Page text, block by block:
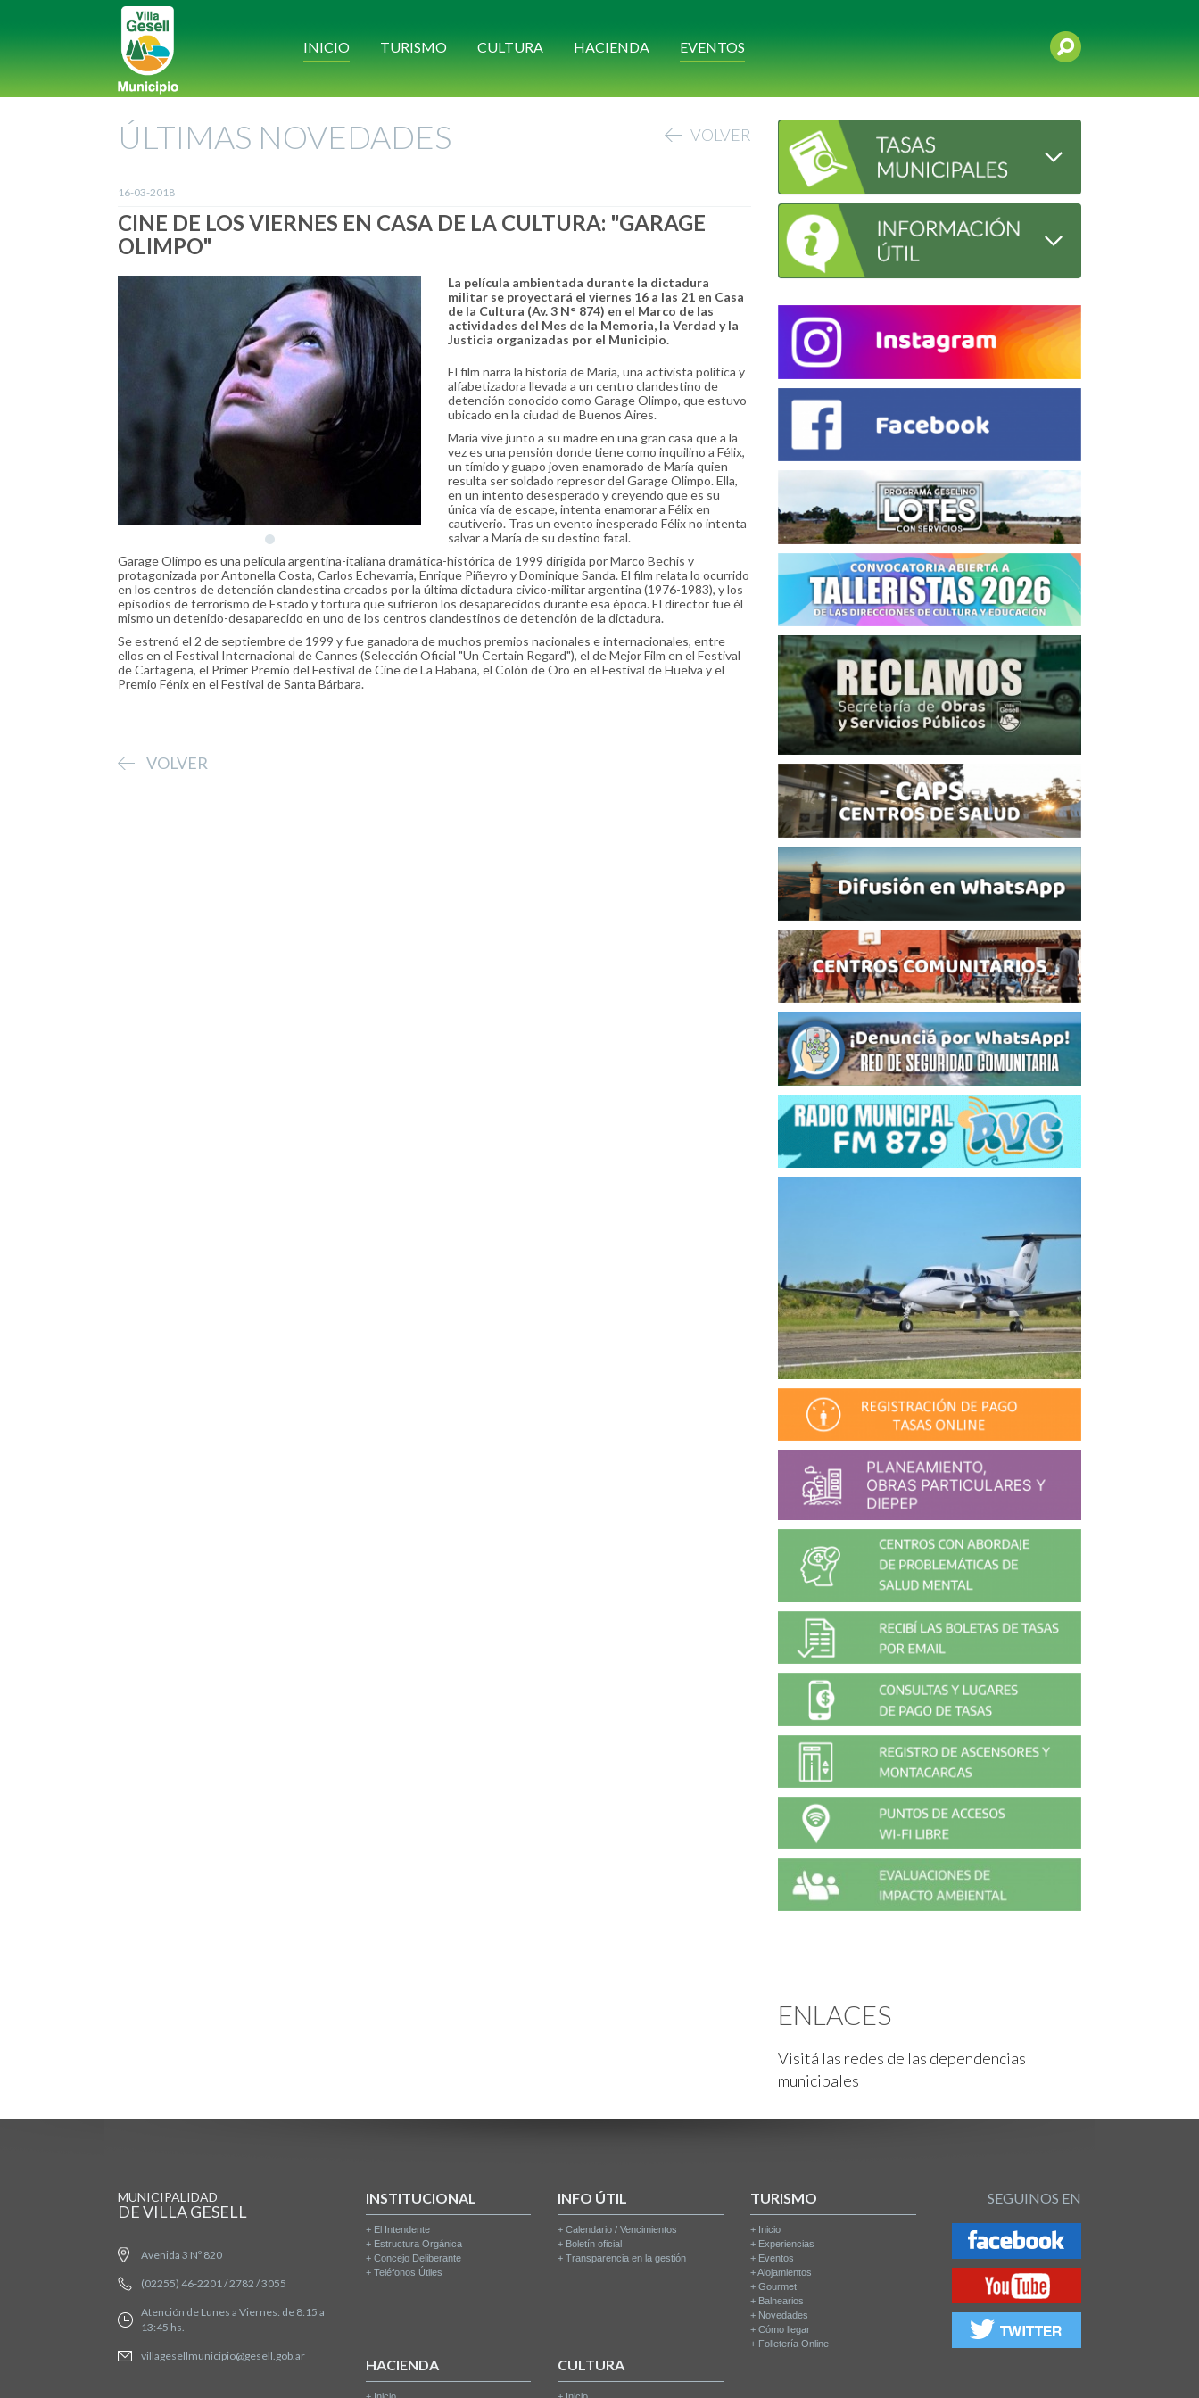
INICIO TURISMO CULTURA HACIENDA EVENTOS
ÚLTIMAS NOVEDADES VOLVER
16-03-2018
CINE DE LOS VIERNES EN CASA DE LA CULTURA: "GARAGE
OLIMPO"
La película ambientada durante la dictadura
militar se proyectará el viernes 16 a las 21 en Casa
de la Cultura (Av. 3 N° 874) en el Marco de las
actividades del Mes de la Memoria, la Verdad y la
Justicia organizadas por el Municipio.
El film narra la historia de María, una activista política y
alfabetizadora llevada a un centro clandestino de
detención conocido como Garage Olimpo, que estuvo
ubicado en la ciudad de Buenos Aires.
María vive junto a su madre en una gran casa que a la
vez es una pensión donde tiene como inquilino a Félix,
un tímido y guapo joven enamorado de María quien
resulta ser soldado represor del Garage Olimpo. Ella,
en un intento desesperado y creyendo que es su
única vía de escape, intenta enamorar a Félix en
cautiverio. Tras un evento inesperado Félix no intenta
salvar a María de su destino fatal.
Garage Olimpo es una película argentina-italiana dramática-histórica de 1999 dirigida por Marco Bechis y
protagonizada por Antonella Costa, Carlos Echevarria, Enrique Piñeyro y Dominique Sanda. El film relata lo ocurrido
en los centros de detención clandestina creados por la última dictadura civico-militar argentina (1976-1983), y los
episodios de terrorismo de Estado y tortura que sufrieron los desaparecidos durante esa época. El director fue él
mismo un detenido-desaparecido en uno de los centros clandestinos de detención de la dictadura.
Se estrenó el 2 de septiembre de 1999 y fue ganadora de muchos premios nacionales e internacionales, entre
ellos en el Festival Internacional de Cannes (Selección Oficial "Un Certain Regard"), el de Mejor Film en el Festival
de Cartagena, el Primer Premio del Festival de Cine de La Habana, el Colón de Oro en el Festival de Huelva y el
Premio Fénix en el Festival de Santa Bárbara.
VOLVER
ENLACES
Visitá las redes de las dependencias
municipales
MUNICIPALIDAD
DE VILLA GESELL
Avenida 3 Nº 820
(02255) 46-2201 / 2782 / 3055
Atención de Lunes a Viernes: de 8:15 a
13:45 hs.
villagesellmunicipio@gesell.gob.ar
INSTITUCIONAL
+ El Intendente
+ Estructura Orgánica
+ Concejo Deliberante
+ Teléfonos Útiles
INFO ÚTIL
+Calendario / Vencimientos
+ Boletín oficial
+Transparencia en la gestión
TURISMO
+ Inicio
+ Experiencias
+ Eventos
+Alojamientos
+Gourmet
+ Balnearios
+ Novedades
+Cómo llegar
+ Folletería Online
HACIENDA CULTURA
SEGUINOS EN